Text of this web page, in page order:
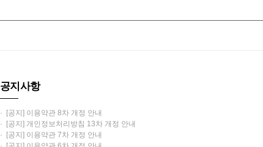
공지사항
· [공지] 이용약관 8차 개정 안내
· [공지] 개인정보처리방침 13차 개정 안내
· [공지] 이용약관 7차 개정 안내